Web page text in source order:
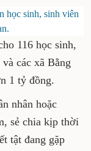
học sinh, sinh viên
116 học sinh,
các xã Bằng
1 tỷ đồng.
nhân hoặc
sẻ chia kịp thời
tật đang gặp